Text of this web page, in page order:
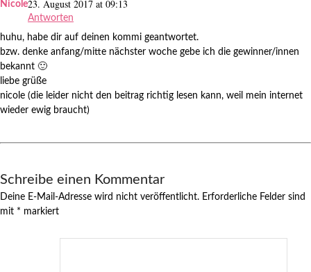
Nicole23. August 2017 at 09:13
Antworten
huhu, habe dir auf deinen kommi geantwortet.
bzw. denke anfang/mitte nächster woche gebe ich die gewinner/innen
bekannt 🙂
liebe grüße
nicole (die leider nicht den beitrag richtig lesen kann, weil mein internet
wieder ewig braucht)
Schreibe einen Kommentar
Deine E-Mail-Adresse wird nicht veröffentlicht. Erforderliche Felder sind
mit * markiert